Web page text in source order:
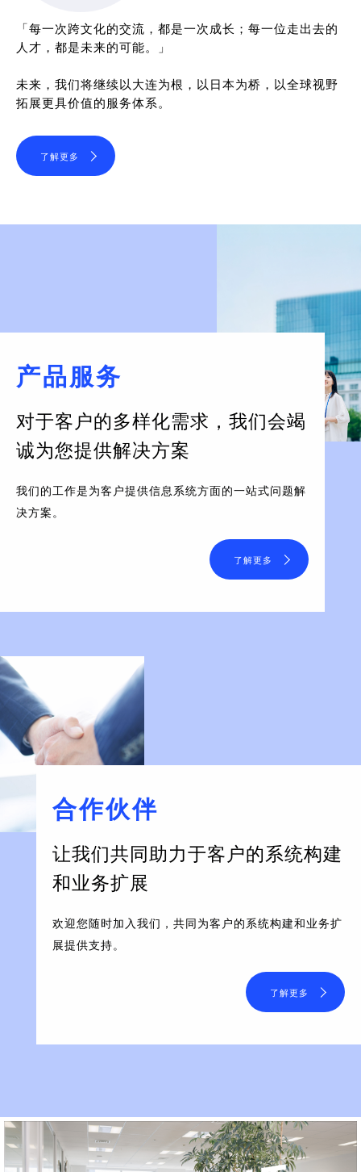
「每一次跨文化的交流，都是一次成长；每一位走出去的
人才，都是未来的可能。」
未来，我们将继续以大连为根，以日本为桥，以全球视野
拓展更具价值的服务体系。
了解更多
产品服务
对于客户的多样化需求， 我们会竭
诚为您提供解决方案
我们的工作是为客户提供信息系统方面的一站式问题解
决方案。
了解更多
合作伙伴
让我们共同助力于客户的系统构建
和业务扩展
欢迎您随时加入我们，共同为客户的系统构建和业务扩
展提供支持。
了解更多